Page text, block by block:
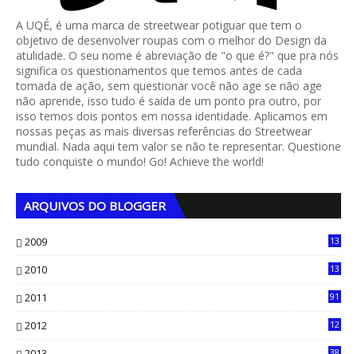
A UQÉ, é uma marca de streetwear potiguar que tem o
objetivo de desenvolver roupas com o melhor do Design da
atulidade. O seu nome é abreviação de "o que é?" que pra nós
significa os questionamentos que temos antes de cada
tomada de ação, sem questionar você não age se não age
não aprende, isso tudo é saida de um ponto pra outro, por
isso temos dois pontos em nossa identidade. Aplicamos em
nossas peças as mais diversas referências do Streetwear
mundial. Nada aqui tem valor se não te representar. Questione
tudo conquiste o mundo! Go! Achieve the world!
ARQUIVOS DO BLOGGER
2009
13
2010
13
2011 91
2012
12